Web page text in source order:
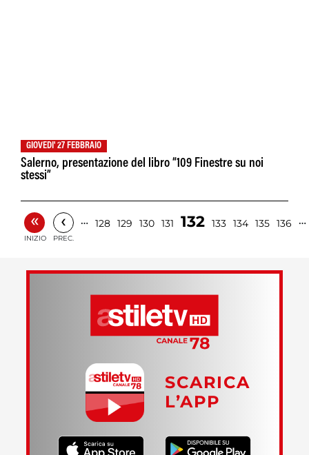
GIOVEDI' 27 FEBBRAIO
Salerno, presentazione del libro “109 Finestre su noi
stessi”
«
INIZIO
‹
PREC.
… 128 129 130 131 132 133 134 135 136 …
SCARICA
L’APP